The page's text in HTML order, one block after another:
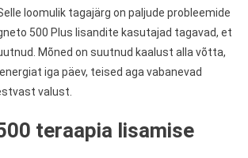
loomulik tagajärg on paljude probleemide
500 Plus lisandite kasutajad tagavad, et
Mõned on suutnud kaalust alla võtta,
iga päev, teised aga vabanevad
valust.
teraapia lisamise